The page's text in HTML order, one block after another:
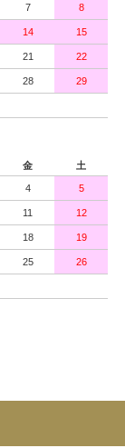
7 8
14 15
21 22
28 29
金 土
4 5
11 12
18 19
25 26